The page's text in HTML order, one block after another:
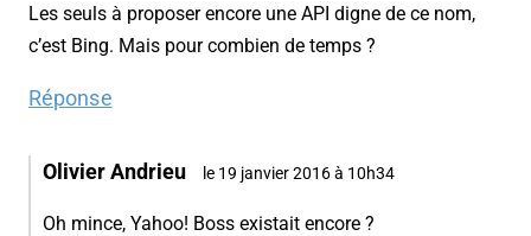
Les seuls à proposer encore une API digne de ce nom,
c’est Bing. Mais pour combien de temps ?
Réponse
Olivier Andrieu le 19 janvier 2016 à 10h34
Oh mince, Yahoo! Boss existait encore ?